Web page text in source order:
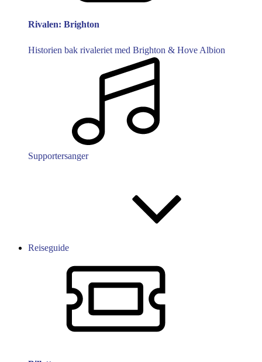
Rivalen: Brighton
Historien bak rivaleriet med Brighton & Hove Albion
Supportersanger
Reiseguide